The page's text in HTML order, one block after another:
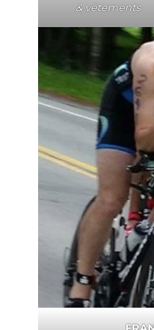
& vêtements